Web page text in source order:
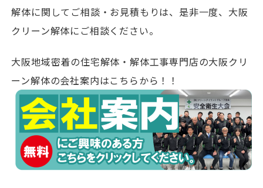
解体に関してご相談・お見積もりは、是非一度、大阪
クリーン解体にご相談ください。
大阪地域密着の住宅解体・解体工事専門店の大阪クリ
ーン解体の会社案内はこちらから！！